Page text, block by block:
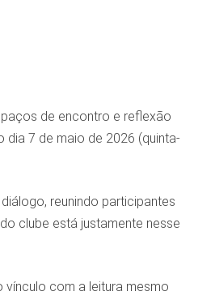
de encontro e reflexão
dia 7 de maio de 2026 (quinta-
reunindo participantes
clube está justamente nesse
vínculo com a leitura mesmo